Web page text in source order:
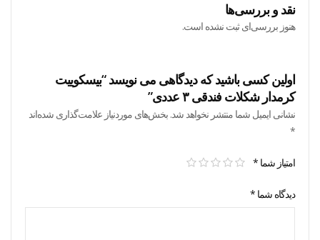
نقد و بررسی‌ها
هنوز بررسی‌ای ثبت نشده است.
اولین کسی باشید که دیدگاهی می نویسد “بیسکوییت
کرمدار شکلات فندقی ۳ عددی”
نشانی ایمیل شما منتشر نخواهد شد. بخش‌های موردنیاز علامت‌گذاری شده‌اند
*
امتیاز شما *
دیدگاه شما *